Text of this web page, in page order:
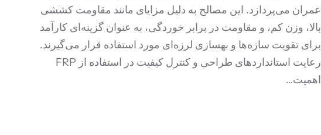
عمران می‌پردازد. این مصالح به دلیل مزایای مانند مقاومت کششی
بالا، وزن کم، و مقاومت در برابر خوردگی، به عنوان گزینه‌ای کارآمد
برای تقویت سازه‌ها و بهسازی لرزه‌ای مورد استفاده قرار می‌گیرند.
رعایت استانداردهای طراحی و کنترل کیفیت در استفاده از FRP
اهمیت…